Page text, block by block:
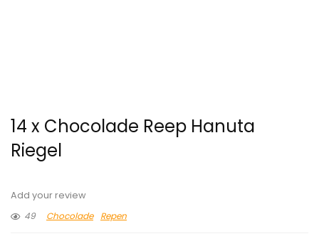
14 x Chocolade Reep Hanuta
Riegel
Add your review
49
Chocolade Repen